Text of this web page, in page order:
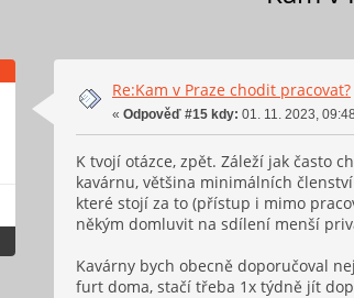
Re:Kam v Praze chodit pracovat?
« Odpověď #15 kdy: 01. 11. 2023,
K tvojí otázce, zpět. Záleží jak často
kavárnu, většina minimálních
které stojí za to (přístup i mimo
někým domluvit na sdílení menší
Kavárny bych obecně doporučoval
furt doma, stačí třeba 1x týdně jít